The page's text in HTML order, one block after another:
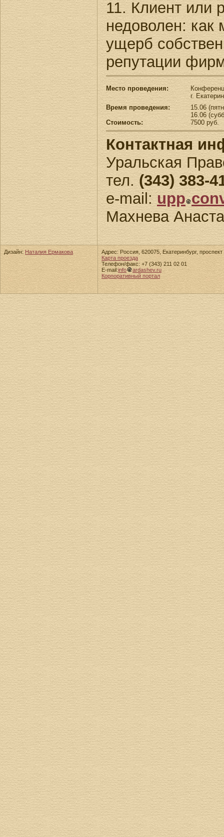
11. Клиент или
недоволен: как
ущерб
репутации
Место проведения:
г.
Время проведения:
15.06
16.06
Стоимость:
7500 руб.
Контактная
Уральская
тел.(343) 383-
e-mail:upp
Махнева
Дизайн: Наталия Ермакова
Адрес: Россия, 620075, Екатеринбург,
Карта проезда
Телефон/факс: +7 (343) 211 02 01
E-mail:info
ardashev.ru
Корпоративный портал